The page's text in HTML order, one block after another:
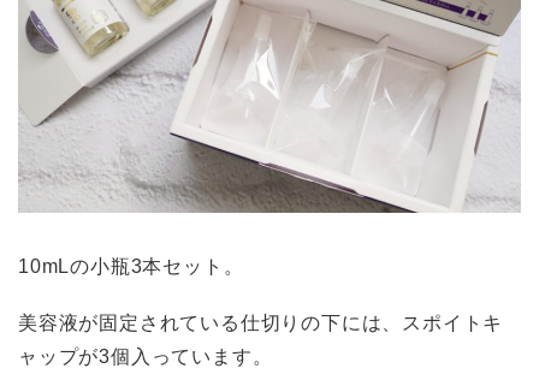
10mLの小瓶3本セット。
美容液が固定されている仕切りの下には、スポイトキ
ャップが3個入っています。